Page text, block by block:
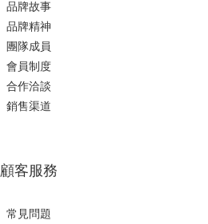
品牌故事
品牌精神
團隊成員
會員制度
合作洽談
銷售渠道
顧客服務
常見問題